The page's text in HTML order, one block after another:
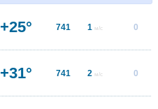
+25° 741 1 м/с 0
+31° 741 2 м/с 0